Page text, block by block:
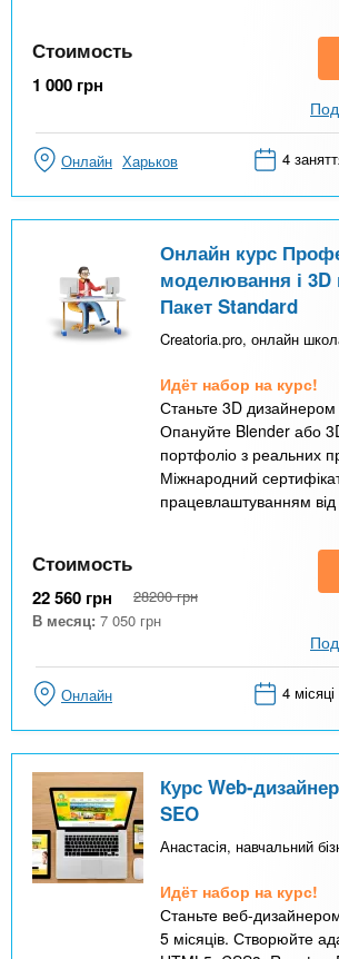
Стоимость
1 000 грн
Онлайн Харьков 4
Онлайн курс
моделювання і 3D
Пакет Standard
Creatoria.pro, онлайн
Идёт набор на курс!
Станьте 3D дизайнером
Опануйте Blender або
портфоліо з реальних
Міжнародний
працевлаштуванням
Стоимость
22 560 грн 28200 грн
В месяц: 7 050 грн
Онлайн 4
Курс Web-
SEO
Анастасія, навчальний
Идёт набор на курс!
Станьте веб-
5 місяців. Створюйте